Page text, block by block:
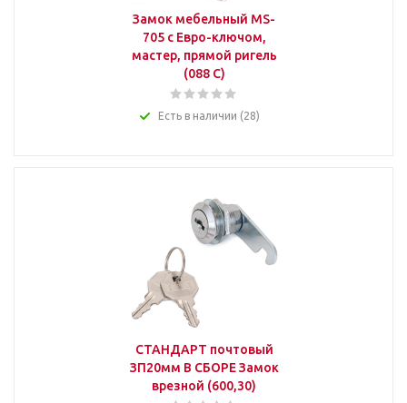
Замок мебельный MS-
705 с Евро-ключом,
мастер, прямой ригель
(088 С)
Есть в наличии (28)
СТАНДАРТ почтовый
ЗП20мм В СБОРЕ Замок
врезной (600,30)